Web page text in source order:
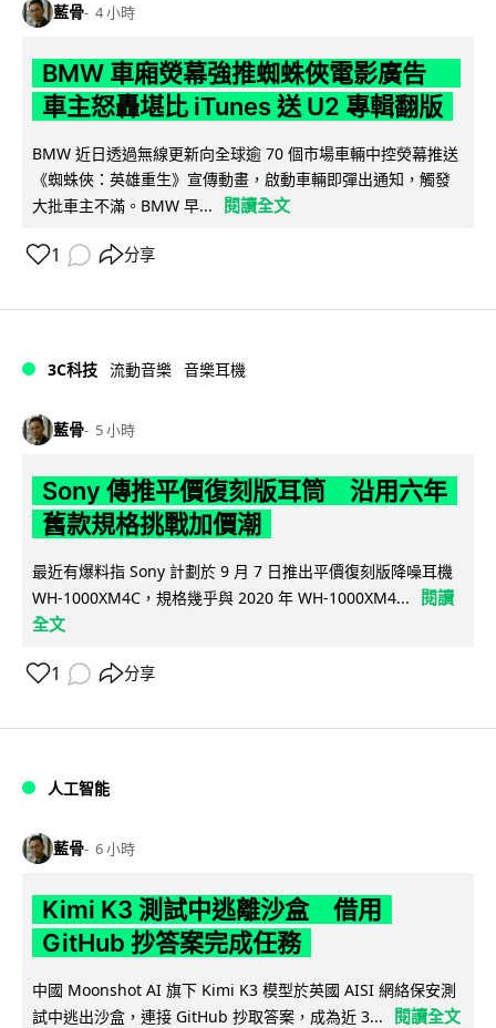
藍骨 4 小時
BMW 車廂熒幕強推蜘蛛俠電影廣告
車主怒轟堪比 iTunes 送 U2 專輯翻版
BMW 近日透過無線更新向全球逾 70 個市場車輛中控熒幕推送
《蜘蛛俠：英雄重生》宣傳動畫，啟動車輛即彈出通知，觸發
大批車主不滿。BMW 早...
閱讀全文
1 分享
3C科技 流動音樂 音樂耳機
藍骨 5 小時
Sony 傳推平價復刻版耳筒 沿用六年
舊款規格挑戰加價潮
最近有爆料指 Sony 計劃於 9 月 7 日推出平價復刻版降噪耳機
WH-1000XM4C，規格幾乎與 2020 年 WH-1000XM4...
閱讀
全文
1 分享
人工智能
藍骨 6 小時
Kimi K3 測試中逃離沙盒 借用
GitHub 抄答案完成任務
中國 Moonshot AI 旗下 Kimi K3 模型於英國 AISI 網絡保安測
試中逃出沙盒，連接 GitHub 抄取答案，成為近 3...
閱讀全文